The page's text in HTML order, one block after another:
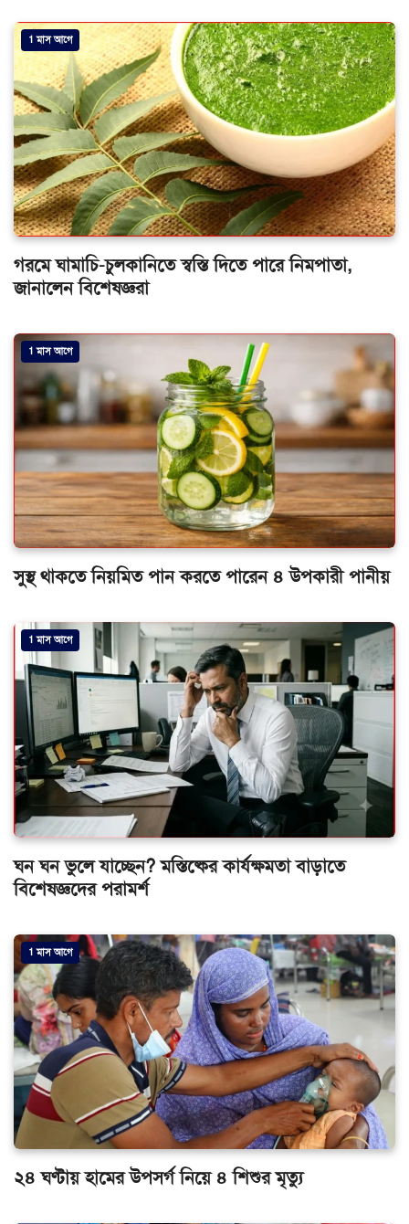
1 মাস আগে
গরমে ঘামাচি-চুলকানিতে স্বস্তি দিতে পারে নিমপাতা,
জানালেন বিশেষজ্ঞরা
1 মাস আগে
সুস্থ থাকতে নিয়মিত পান করতে পারেন ৪ উপকারী পানীয়
1 মাস আগে
ঘন ঘন ভুলে যাচ্ছেন? মস্তিষ্কের কার্যক্ষমতা বাড়াতে
বিশেষজ্ঞদের পরামর্শ
1 মাস আগে
২৪ ঘণ্টায় হামের উপসর্গ নিয়ে ৪ শিশুর মৃত্যু